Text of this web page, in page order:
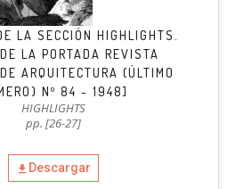
LA SECCIÓN HIGHLIGHTS.
LA PORTADA REVISTA
ARQUITECTURA (ÚLTIMO
Nº 84 - 1948]
HIGHLIGHTS
pp. [26-27]
Descargar